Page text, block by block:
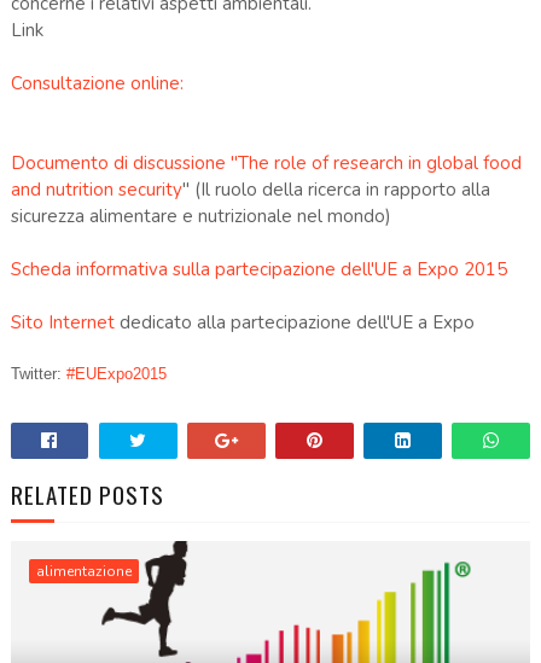
Link
Consultazione online:
Documento di discussione "The role of research in global food
and nutrition security" (Il ruolo della ricerca in rapporto alla
sicurezza alimentare e nutrizionale nel mondo)
Scheda informativa sulla partecipazione dell'UE a Expo 2015
Sito Internetdedicato alla partecipazione dell'UE a Expo
Twitter: #EUExpo2015
RELATED POSTS
alimentazione